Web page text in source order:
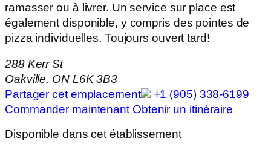
ramasser ou à livrer. Un service sur place est
également disponible, y compris des pointes de
pizza individuelles. Toujours ouvert tard!
288 Kerr St
Oakville, ON L6K 3B3
Partager cet emplacement
+1 (905) 338-6199
Commander maintenant Obtenir un itinéraire
Disponible dans cet établissement